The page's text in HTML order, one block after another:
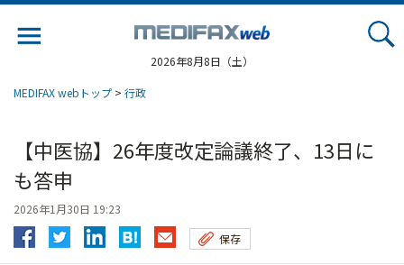
2026年8月8日（土）
MEDIFAX webトップ > 行政
【中医協】26年度改定論議終了、13日に
も答申
2026年1月30日 19:23
保存